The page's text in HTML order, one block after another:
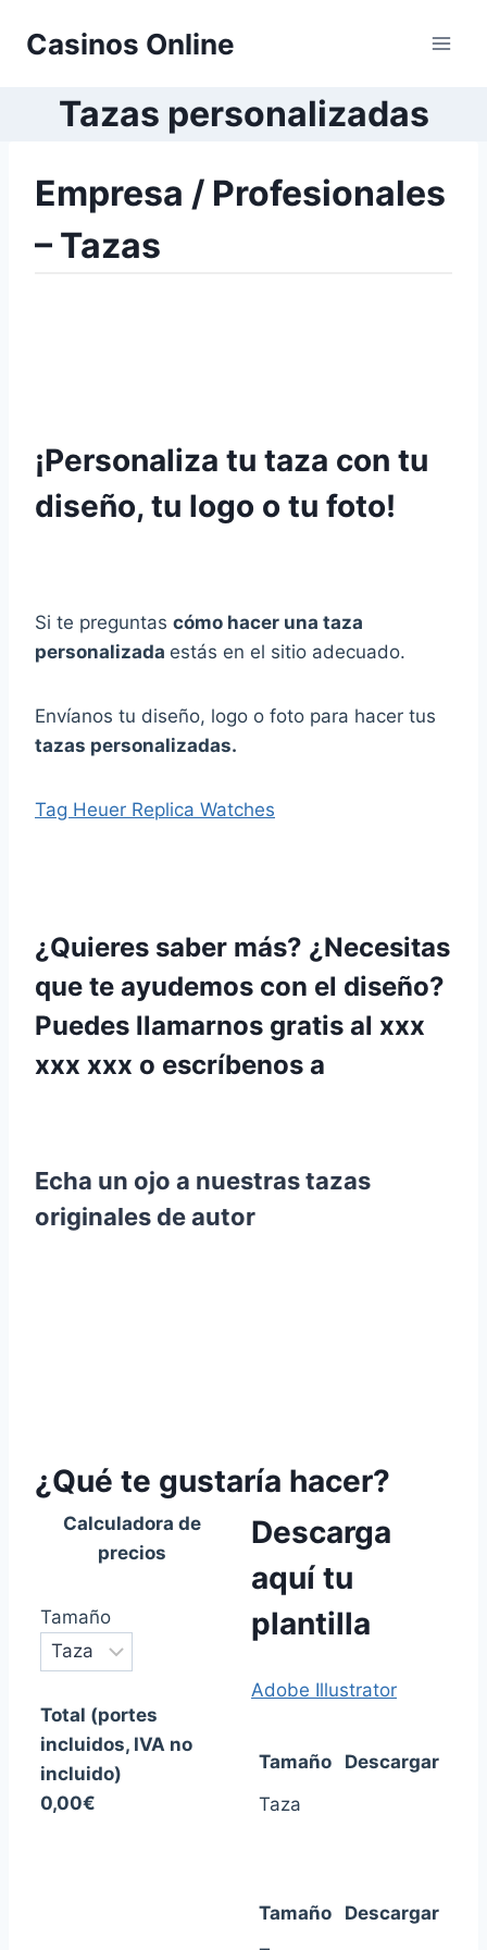
Casinos Online
Tazas personalizadas
Empresa / Profesionales
– Tazas
¡Personaliza tu taza con tu
diseño, tu logo o tu foto!
Si te preguntas cómo hacer una taza
personalizada estás en el sitio adecuado.
Envíanos tu diseño, logo o foto para hacer tus
tazas personalizadas.
Tag Heuer Replica Watches
¿Quieres saber más? ¿Necesitas
que te ayudemos con el diseño?
Puedes llamarnos gratis al xxx
xxx xxx o escríbenos a
Echa un ojo a nuestrastazas
originales de autor
¿Qué te gustaría hacer?
Calculadora de
precios
Tamaño
Total (portes
incluidos, IVA no
incluido)
0,00€
Descarga
aquí tu
plantilla
Adobe Illustrator
Tamaño
Descargar
Taza
Tamaño
Descargar